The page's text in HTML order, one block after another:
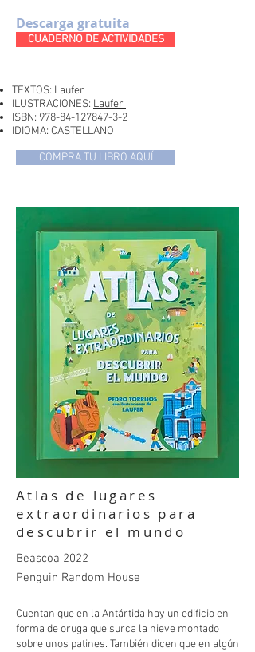
Descarga gratuita
CUADERNO DE ACTIVIDADES
TEXTOS: Laufer
ILUSTRACIONES: Laufer
ISBN: 978-84-127847-3-2
IDIOMA: CASTELLANO
COMPRA TU LIBRO AQUÍ
Atlas de lugares
extraordinarios para
descubrir el mundo
Beascoa 2022
Penguin Random House
Cuentan que en la Antártida hay un edificio en
forma de oruga que surca la nieve montado
sobre unos patines. También dicen que en algún